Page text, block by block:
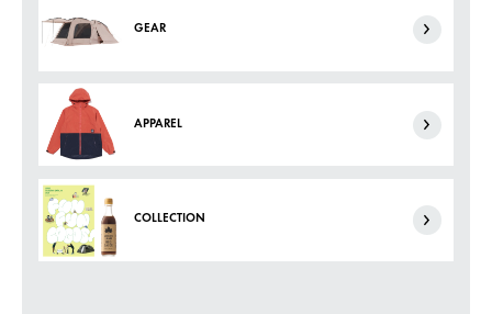
GEAR
APPAREL
COLLECTION